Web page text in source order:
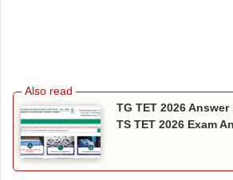
TG TET 2026
TS TET 2026 Exam